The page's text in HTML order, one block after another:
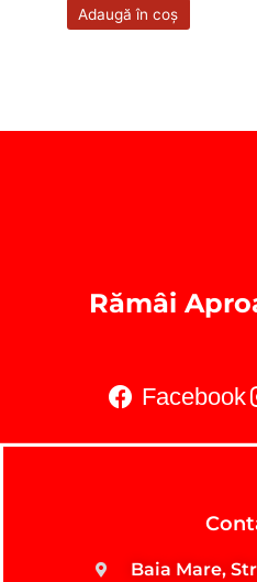
Adaugă în coș
Rămâi
Facebook
Baia Mare,